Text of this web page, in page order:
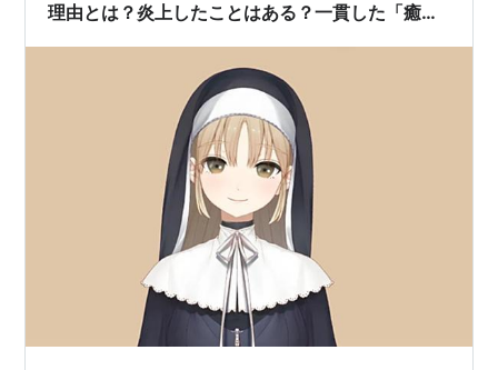
理由とは？炎上したことはある？一貫した「癒